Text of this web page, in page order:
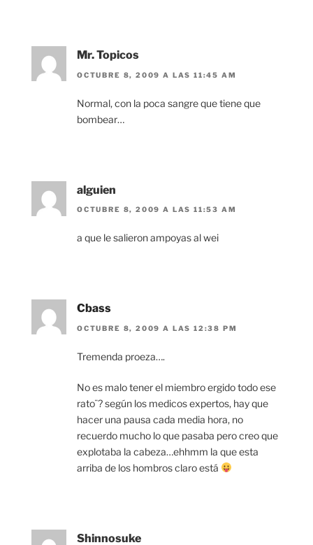
Mr. Topicos
OCTUBRE 8, 2009 A LAS 11:45 AM
Normal, con la poca sangre que tiene que
bombear…
alguien
OCTUBRE 8, 2009 A LAS 11:53 AM
a que le salieron ampoyas al wei
Cbass
OCTUBRE 8, 2009 A LAS 12:38 PM
Tremenda proeza….
No es malo tener el miembro ergido todo ese
rato¨? según los medicos expertos, hay que
hacer una pausa cada media hora, no
recuerdo mucho lo que pasaba pero creo que
explotaba la cabeza…ehhmm la que esta
arriba de los hombros claro está
Shinnosuke